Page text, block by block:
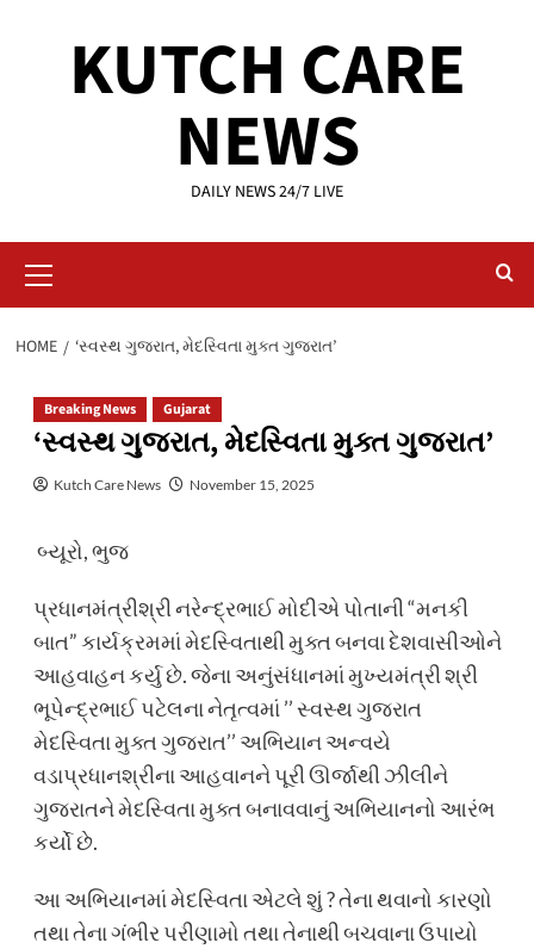
KUTCH CARE
NEWS
DAILY NEWS 24/7 LIVE
Menu
HOME ‘સ્વસ્થ ગુજરાત, મેદસ્વિતા મુક્ત ગુજરાત’
Breaking News Gujarat
‘સ્વસ્થ ગુજરાત, મેદસ્વિતા મુક્ત ગુજરાત’
Kutch Care News November 15, 2025
બ્યૂરો, ભુજ
પ્રધાનમંત્રીશ્રી નરેન્દ્રભાઈ મોદીએ પોતાની “મનકી
બાત” કાર્યક્રમમાં મેદસ્વિતાથી મુક્ત બનવા દેશવાસીઓને
આહવાહન કર્યુ છે. જેના અનુંસંધાનમાં મુખ્યમંત્રી શ્રી
ભૂપેન્દ્રભાઈ પટેલના નેતૃત્વમાં ’’ સ્વસ્થ ગુજરાત
મેદસ્વિતા મુક્ત ગુજરાત’’ અભિયાન અન્વયે
વડાપ્રધાનશ્રીના આહવાનને પૂરી ઊર્જાથી ઝીલીને
ગુજરાતને મેદસ્વિતા મુક્ત બનાવવાનું અભિયાનનો આરંભ
કર્યો છે.
આ અભિયાનમાં મેદસ્વિતા એટલે શું ? તેના થવાનો કારણો
તથા તેના ગંભીર પરીણામો તથા તેનાથી બચવાના ઉપાયો